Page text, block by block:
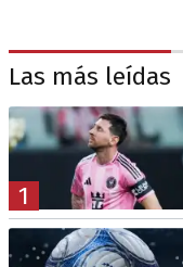
Las más leídas
1